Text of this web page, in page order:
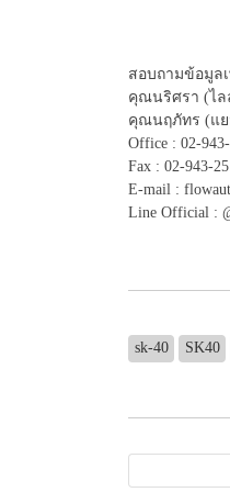
สอบถามข้อมูล
คุณนริศรา (ไล
คุณนฤภัทร (แย
Office : 02-
Fax : 02-943-
E-mail :
Line Official :
sk-40 SK40